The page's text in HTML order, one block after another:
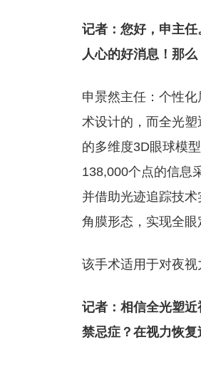
记者：您好，申主
人心的好消息！那
申景然主任：个性
术设计的，而全光
的多维度3D眼球模
138,000个点的信息
并借助光迹追踪技
角膜形态，实现全眼
该手术适用于对夜
记者：相信全光塑
禁忌症？在视力恢